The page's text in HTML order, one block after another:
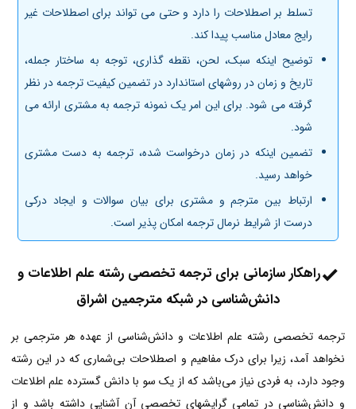
تسلط بر اصطلاحات را دارد و حتی می تواند برای اصطلاحات غیر
رایج معادل مناسب پیدا کند.
توضیح اینکه سبک، لحن، نقطه گذاری، توجه به ساختار جمله،
تاریخ و زمان در روشهای استاندارد در تضمین کیفیت ترجمهدر نظر
گرفته می شود. برای این امر یک نمونه ترجمه به مشتری ارائه می
شود.
تضمین اینکه در زمان درخواست شده، ترجمه به دست مشتری
خواهد رسید.
ارتباط بین مترجم و مشتری برای بیان سوالات و ایجاد درکی
درست از شرایط نرمال ترجمه امکان پذیر است.
راهکار سازمانی برای ترجمه تخصصی رشته علم اطلاعات و
دانش‌شناسی در شبکه مترجمین اشراق
ترجمه تخصصی رشته علم اطلاعات و دانش‌شناسی از عهده‌ هر مترجمی بر
نخواهد آمد، زیرا برای درک مفاهیم و اصطلاحات بی‌شماری که در این رشته
وجود دارد، به فردی نیاز می‌باشد که از یک سو با دانش گسترده‌ علم اطلاعات
و دانش‌شناسی در تمامی گرایشهای تخصصی آن آشنایی داشته باشد و از